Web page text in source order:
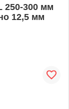
250-300 мм
12,5 мм